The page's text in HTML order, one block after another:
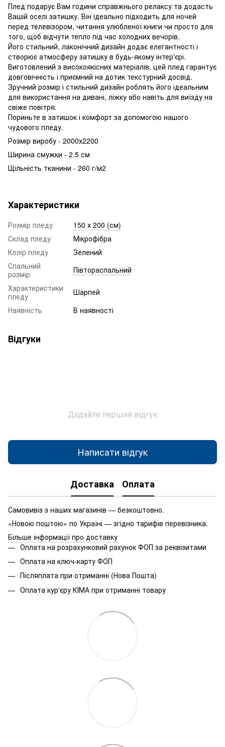
Плед подарує Вам години справжнього релаксу та додасть
Вашій оселі затишку. Він ідеально підходить для ночей
перед телевізором, читання улюбленої книги чи просто для
того, щоб відчути тепло під час холодних вечорів.
Його стильний, лаконічний дизайн додає елегантності і
створює атмосферу затишку в будь-якому інтер'єрі.
Виготовлений з високоякісних матеріалів, цей плед гарантує
довговічність і приємний на дотик текстурний досвід.
Зручний розмір і стильний дизайн роблять його ідеальним
для використання на дивані, ліжку або навіть для виїзду на
свіже повітря.
Пориньте в затишок і комфорт за допомогою нашого
чудового пледу.
Розмір виробу - 2000х2200
Ширина смужки - 2.5 см
Щільність тканини - 260 г/м2
Характеристики
Розмір пледу
150 х 200 (см)
Склад пледу
Мікрофібра
Колір пледу
Зелений
Спальний
розмір
Півтораспальний
Характеристики
пледу
Шарпей
Наявність
В наявності
Відгуки
Додайте перший відгук
Написати відгук
Доставка Оплата
Самовивіз з наших магазинів — безкоштовно.
«Новою поштою» по Україні — згідно тарифів перевізника.
Більше інформації про доставку
Оплата на розрахунковий рахунок ФОП за реквізитами
Оплата на ключ-карту ФОП
Післяплата при отриманні (Нова Пошта)
Оплата кур'єру КІМА при отриманні товару